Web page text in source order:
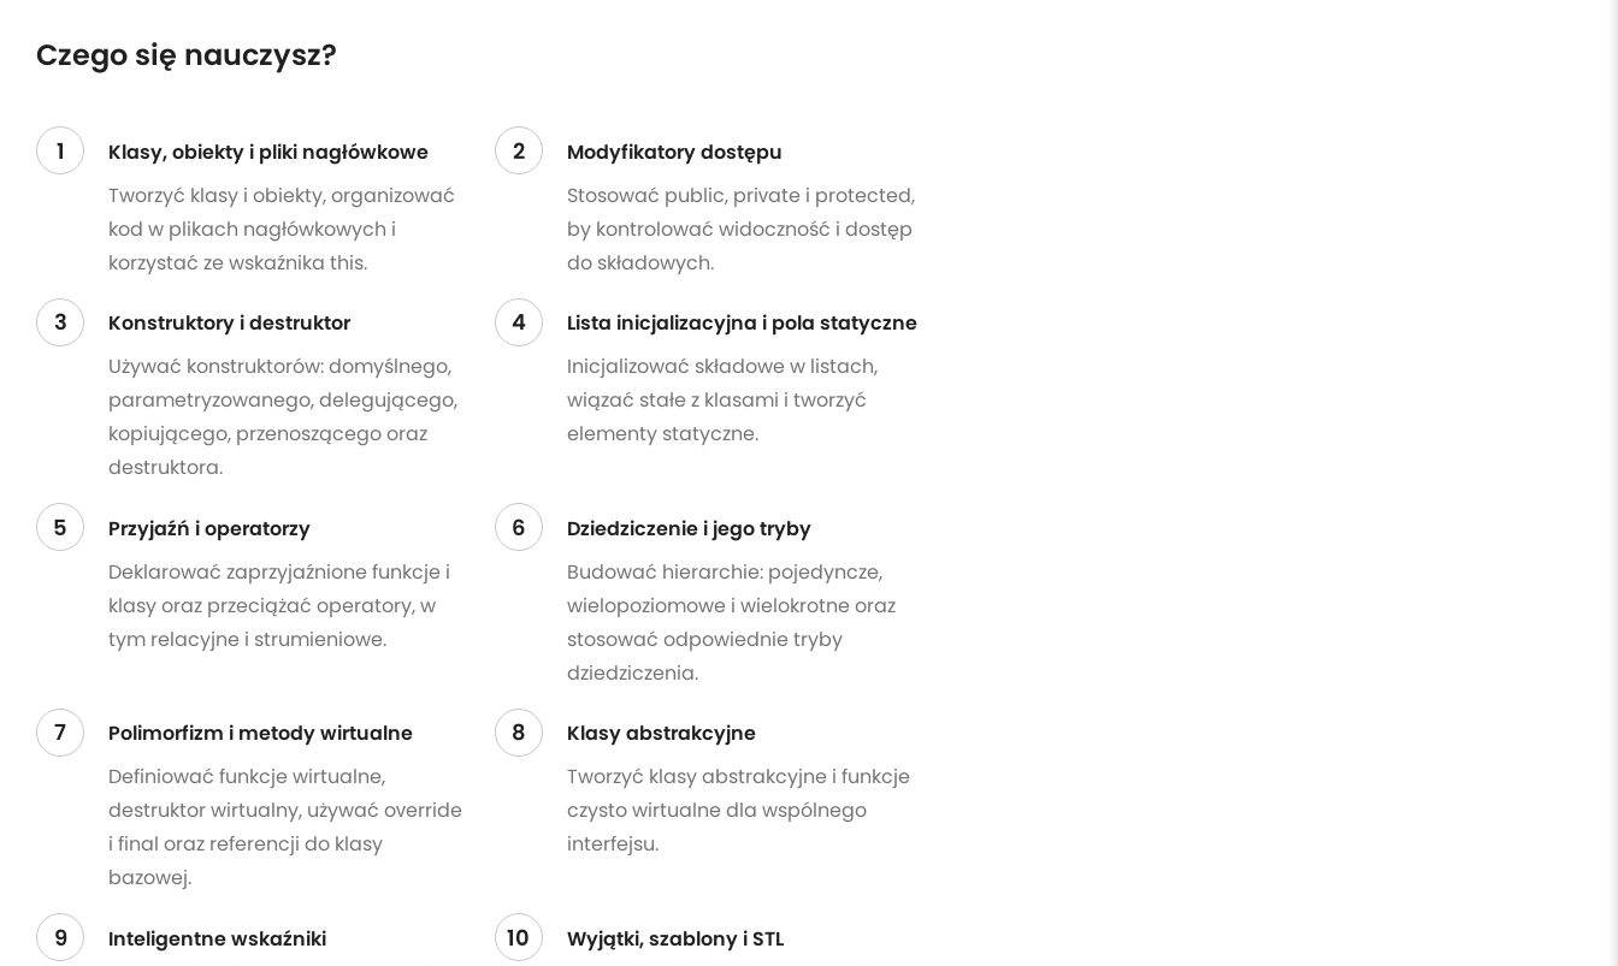
Czego się nauczysz?
1
Klasy, obiekty i pliki nagłówkowe
Tworzyć klasy i obiekty, organizować
kod w plikach nagłówkowych i
korzystać ze wskaźnika this.
2
Modyfikatory dostępu
Stosować public, private i protected,
by kontrolować widoczność i dostęp
do składowych.
3
Konstruktory i destruktor
Używać konstruktorów: domyślnego,
parametryzowanego, delegującego,
kopiującego, przenoszącego oraz
destruktora.
4
Lista inicjalizacyjna i pola statyczne
Inicjalizować składowe w listach,
wiązać stałe z klasami i tworzyć
elementy statyczne.
5
Przyjaźń i operatorzy
Deklarować zaprzyjaźnione funkcje i
klasy oraz przeciążać operatory, w
tym relacyjne i strumieniowe.
6
Dziedziczenie i jego tryby
Budować hierarchie: pojedyncze,
wielopoziomowe i wielokrotne oraz
stosować odpowiednie tryby
dziedziczenia.
7
Polimorfizm i metody wirtualne
Definiować funkcje wirtualne,
destruktor wirtualny, używać override
i final oraz referencji do klasy
bazowej.
8
Klasy abstrakcyjne
Tworzyć klasy abstrakcyjne i funkcje
czysto wirtualne dla wspólnego
interfejsu.
9
Inteligentne wskaźniki
10
Wyjątki, szablony i STL